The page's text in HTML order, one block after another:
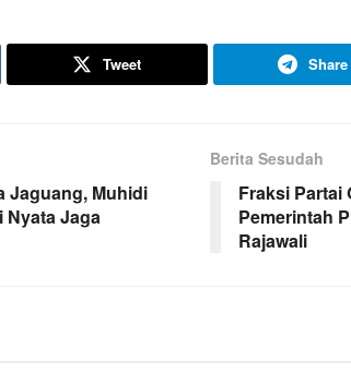
Tweet Share
Jaguang, Muhidi
Nyata Jaga
Berita Sesudah
Fraksi Partai
Pemerintah
Rajawali